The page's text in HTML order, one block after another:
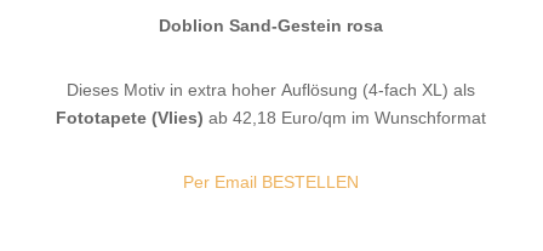
Doblion Sand-Gestein rosa
Dieses Motiv in extra hoher Auflösung (4-fach XL) als
Fototapete (Vlies)ab 42,18 Euro/qm im Wunschformat
Per Email BESTELLEN